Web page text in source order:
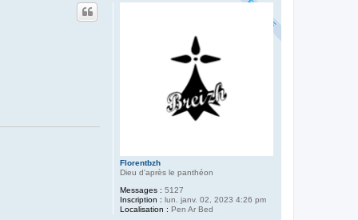
Florentbzh
Dieu d'après le panthéon
Messages : 5127
Inscription : lun. janv. 02, 2023 4:26 pm
Localisation : Pen Ar Bed